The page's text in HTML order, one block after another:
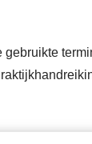
gebruikte